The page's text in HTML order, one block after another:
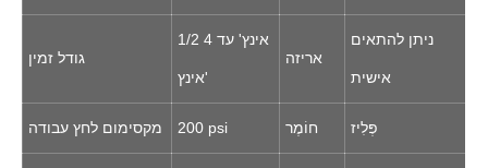
גודל זמין
1/2 אינץ' עד 4
אינץ'
אריזה
ניתן להתאים
אישית
מקסימום לחץ עבודה 200 psi חוֹמֶר פְּלִיז